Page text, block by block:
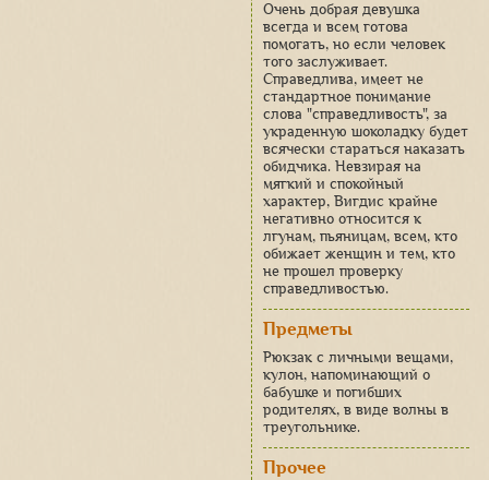
Очень добрая девушка
всегда и всем готова
помогать, но если человек
того заслуживает.
Справедлива, имеет не
стандартное понимание
слова "справедливость", за
украденную шоколадку будет
всячески стараться наказать
обидчика. Невзирая на
мягкий и спокойный
характер, Вигдис крайне
негативно относится к
лгунам, пьяницам, всем, кто
обижает женщин и тем, кто
не прошел проверку
справедливостью.
Предметы
Рюкзак с личными вещами,
кулон, напоминающий о
бабушке и погибших
родителях, в виде волны в
треугольнике.
Прочее